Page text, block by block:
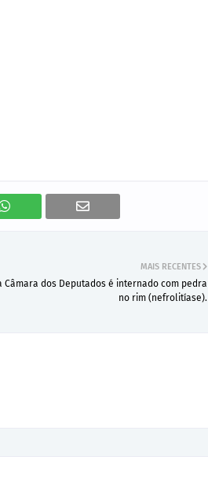
MAIS RECENTES
Câmara dos Deputados é internado com pedra
no rim (nefrolitíase).